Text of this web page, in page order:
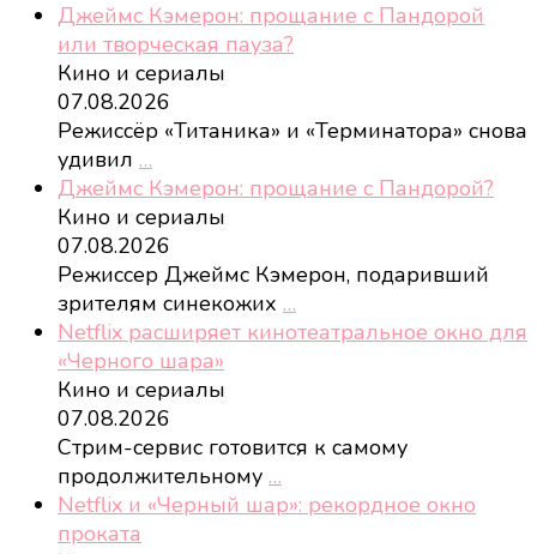
Джеймс Кэмерон: прощание с Пандорой
или творческая пауза?
Кино и сериалы
07.08.2026
Режиссёр «Титаника» и «Терминатора» снова
удивил …
Джеймс Кэмерон: прощание с Пандорой?
Кино и сериалы
07.08.2026
Режиссер Джеймс Кэмерон, подаривший
зрителям синекожих …
Netflix расширяет кинотеатральное окно для
«Черного шара»
Кино и сериалы
07.08.2026
Стрим-сервис готовится к самому
продолжительному …
Netflix и «Черный шар»: рекордное окно
проката